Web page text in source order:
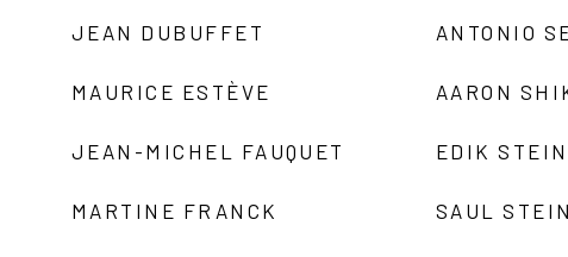
JEAN DUBUFFET
MAURICE ESTÈVE
JEAN-MICHEL FAUQUET
MARTINE FRANCK
ANTONIO
AARON
EDIK
SAUL